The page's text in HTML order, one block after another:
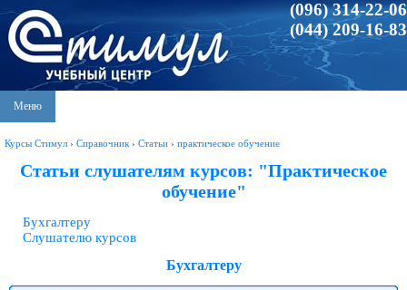
(096) 314-22-06
(044) 209-16-83
Меню
Курсы Стимул › Справочник › Статьи › практическое обучение
Статьи слушателям курсов: "Практическое
обучение"
Бухгалтеру
Слушателю курсов
Бухгалтеру